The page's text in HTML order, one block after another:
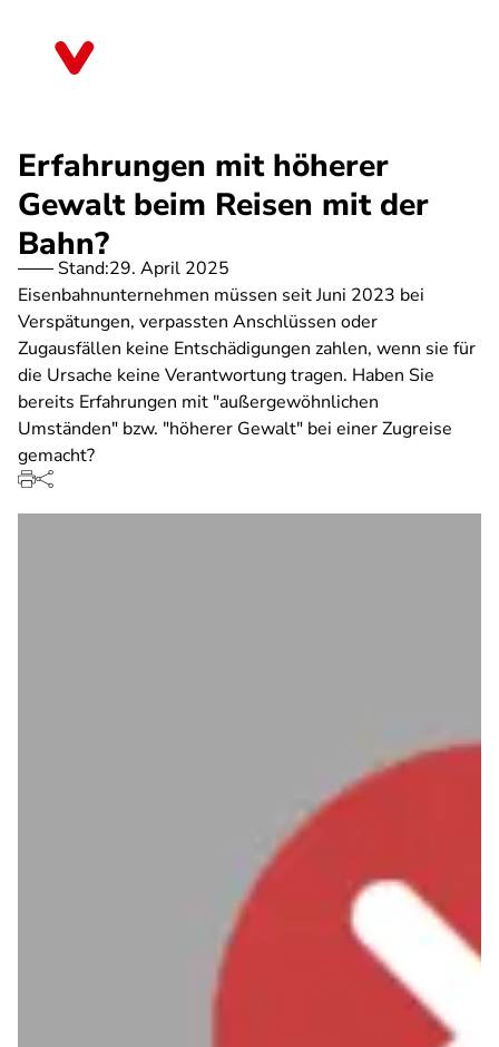
Erfahrungen mit höherer
Gewalt beim Reisen mit der
Bahn?
Stand:29. April 2025
Eisenbahnunternehmen müssen seit Juni 2023 bei
Verspätungen, verpassten Anschlüssen oder
Zugausfällen keine Entschädigungen zahlen, wenn sie für
die Ursache keine Verantwortung tragen. Haben Sie
bereits Erfahrungen mit "außergewöhnlichen
Umständen" bzw. "höherer Gewalt" bei einer Zugreise
gemacht?